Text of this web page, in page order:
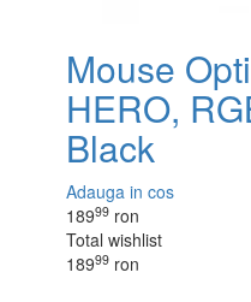
Mouse
HERO,
Black
Adauga in cos
18999 ron
Total wishlist
18999 ron